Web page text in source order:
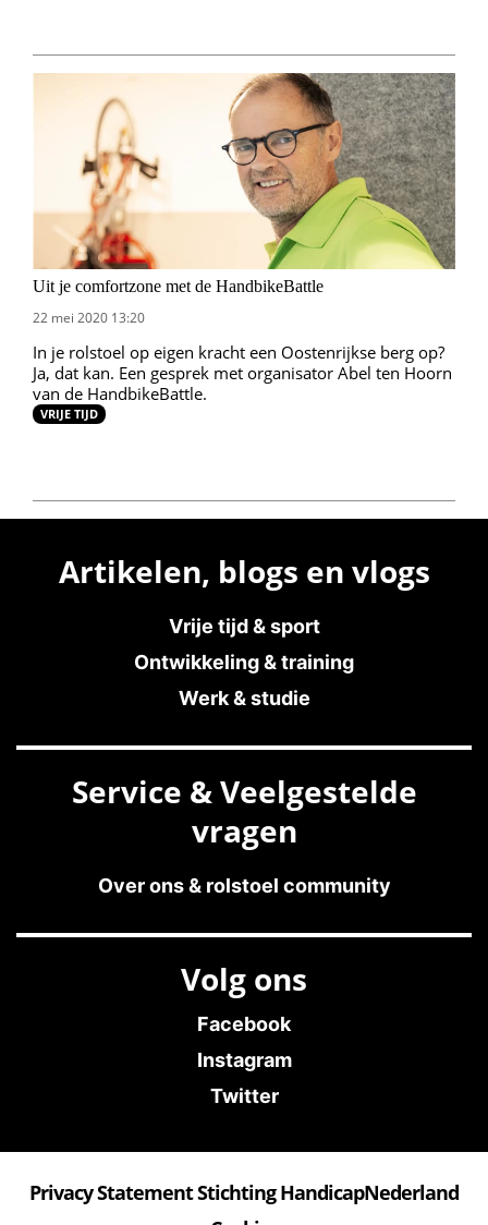
Uit je comfortzone met de HandbikeBattle
22 mei 2020 13:20
In je rolstoel op eigen kracht een Oostenrijkse berg op?
Ja, dat kan. Een gesprek met organisator Abel ten Hoorn
van de HandbikeBattle.
VRIJE TIJD
Artikelen, blogs en vlogs
Vrije tijd & sport
Ontwikkeling & training
Werk & studie
Service & Veelgestelde
vragen
Over ons & rolstoel community
Volg ons
Facebook
Instagram
Twitter
Privacy Statement Stichting HandicapNederland